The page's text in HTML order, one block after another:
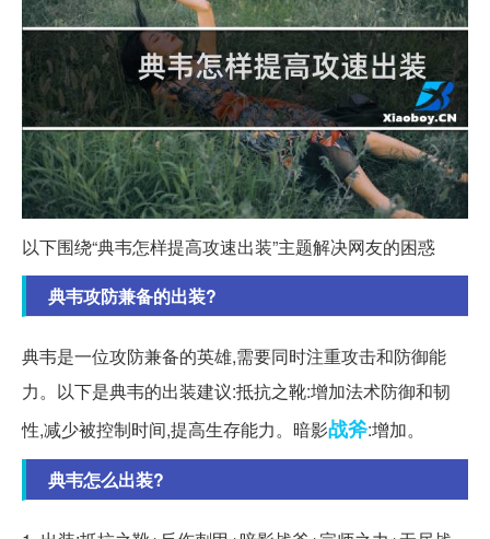
以下围绕“典韦怎样提高攻速出装”主题解决网友的困惑
典韦攻防兼备的出装?
典韦是一位攻防兼备的英雄,需要同时注重攻击和防御能
力。以下是典韦的出装建议:抵抗之靴:增加法术防御和韧
性,减少被控制时间,提高生存能力。暗影战斧:增加。
典韦怎么出装?